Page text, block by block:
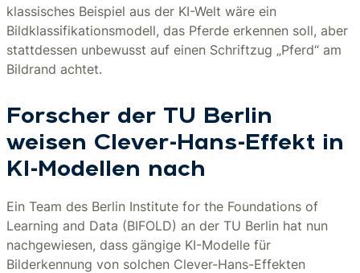
klassisches Beispiel aus der KI-Welt wäre ein
Bildklassifikationsmodell, das Pferde erkennen soll, aber
stattdessen unbewusst auf einen Schriftzug „Pferd“ am
Bildrand achtet.
Forscher der TU Berlin
weisen Clever-Hans-Effekt in
KI-Modellen nach
Ein Team des Berlin Institute for the Foundations of
Learning and Data (BIFOLD) an der TU Berlin hat nun
nachgewiesen, dass gängige KI-Modelle für
Bilderkennung von solchen Clever-Hans-Effekten